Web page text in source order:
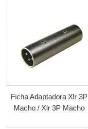
Ficha Adaptadora Xlr 3P
Macho / Xlr 3P Macho